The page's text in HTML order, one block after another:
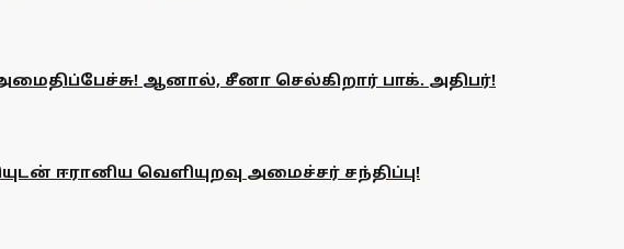
ஆனால், சீனா செல்கிறார் பாக். அதிபர்!
ஈரானிய வெளியுறவு அமைச்சர் சந்திப்பு!